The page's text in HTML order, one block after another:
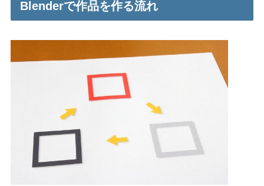
Blenderで作品を作る流れ